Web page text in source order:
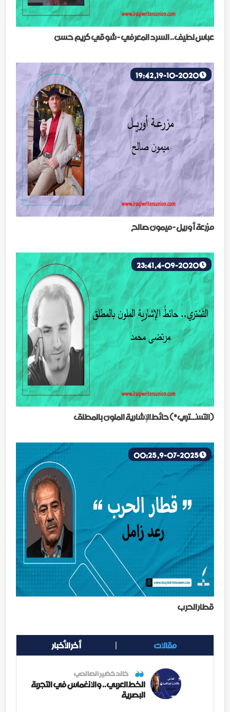
عباس لطيف.. السرد المعرفي - شوقي كريم حسن
مزرعة أوريل - ميمون صالح
(التَسْــتري*) حائط الإشارية الملون بالمطلق
قطار الحرب
مقالات أخر الأخبار
خالد خضير الصالحي
الخط العربي.. والانغماس في التجربة
البصرية